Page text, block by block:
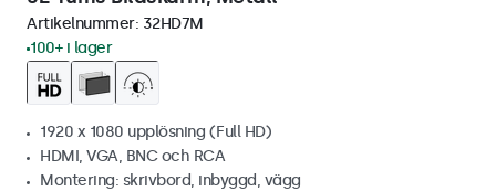
Artikelnummer: 32HD7M
100+ i lager
1920 x 1080 upplösning (Full HD)
HDMI, VGA, BNC och RCA
Montering: skrivbord, inbyggd, vägg